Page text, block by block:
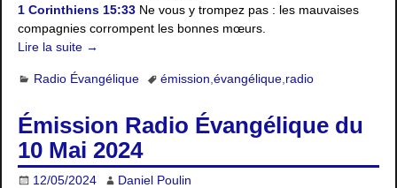
1 Corinthiens 15:33 Ne vous y trompez pas : les mauvaises
compagnies corrompent les bonnes mœurs.
Lire la suite →
Radio Évangélique émission évangélique, radio
Émission Radio Évangélique du
10 Mai 2024
12/05/2024 Daniel Poulin